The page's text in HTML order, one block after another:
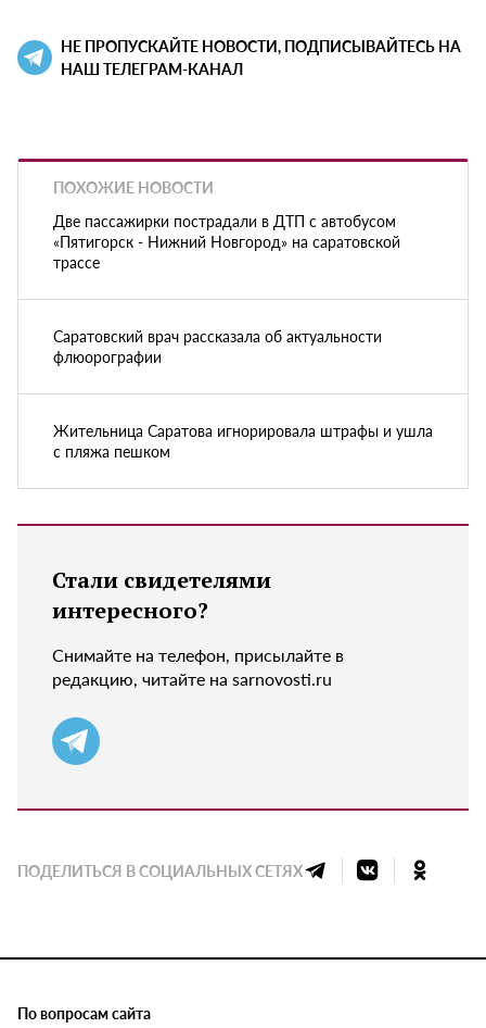
НЕ ПРОПУСКАЙТЕ НОВОСТИ, ПОДПИСЫВАЙТЕСЬ НА
НАШ ТЕЛЕГРАМ-КАНАЛ
ПОХОЖИЕ НОВОСТИ
Две пассажирки пострадали в ДТП с автобусом
«Пятигорск - Нижний Новгород» на саратовской
трассе
Саратовский врач рассказала об актуальности
флюорографии
Жительница Саратова игнорировала штрафы и ушла
с пляжа пешком
Стали свидетелями
интересного?
Снимайте на телефон, присылайте в
редакцию, читайте на sarnovosti.ru
ПОДЕЛИТЬСЯ В СОЦИАЛЬНЫХ СЕТЯХ
По вопросам сайта